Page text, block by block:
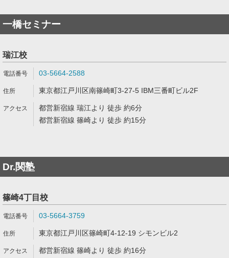
一橋セミナー
瑞江校
03-5664-2588
東京都江戸川区南篠崎町3-27-5 IBM三番町ビル2F
都営新宿線 瑞江より 徒歩 約6分
都営新宿線 篠崎より 徒歩 約15分
Dr.関塾
篠崎4丁目校
03-5664-3759
東京都江戸川区篠崎町4-12-19 シモンビル2
都営新宿線 篠崎より 徒歩 約16分